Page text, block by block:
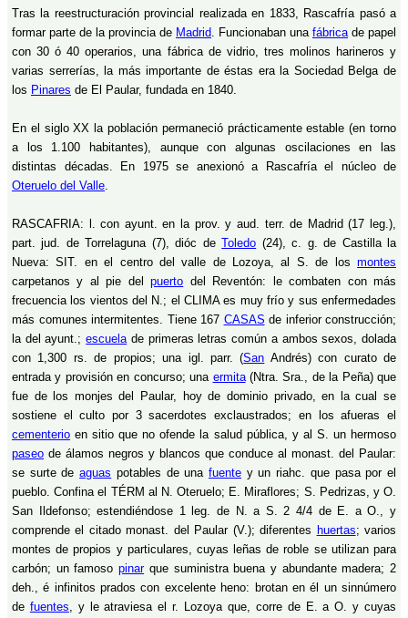
Tras la reestructuración provincial realizada en 1833, Rascafría pasó a
formar parte de la provincia de Madrid. Funcionaban una fábricade papel
con 30 ó 40 operarios, una fábrica de vidrio, tres molinos harineros y
varias serrerías, la más importante de éstas era la Sociedad Belga de
los Pinares de El Paular, fundada en 1840.
En el siglo XX la población permaneció prácticamente estable (en torno
a los 1.100 habitantes), aunque con algunas oscilaciones en las
distintas décadas. En 1975 se anexionó a Rascafría el núcleo de
Oteruelo del Valle.
RASCAFRIA: l. con ayunt. en la prov. y aud. terr. de Madrid (17 leg.),
part. jud. de Torrelaguna (7), dióc deToledo (24), c. g. de Castilla la
Nueva: SIT. en el centro del valle de Lozoya, al S. de los montes
carpetanos y al pie delpuerto del Reventón: le combaten con más
frecuencia los vientos del N.; el CLIMA es muy frío y sus enfermedades
más comunes intermitentes. Tiene 167 CASAS de inferior construcción;
la del ayunt.;escuelade primeras letras común a ambos sexos, dolada
con 1,300 rs. de propios; una igl. parr. (San Andrés) con curato de
entrada y provisión en concurso; una ermita(Ntra. Sra., de la Peña) que
fue de los monjes del Paular, hoy de dominio privado, en la cual se
sostiene el culto por 3 sacerdotes exclaustrados; en los afueras el
cementerio en sitio que no ofende la salud pública, y al S. un hermoso
paseo de álamos negros y blancos que conduce al monast. del Paular:
se surte deaguas potables de unafuente y un riahc. que pasa por el
pueblo. Confina el TÉRM al N. Oteruelo; E. Miraflores; S. Pedrizas, y O.
San Ildefonso; estendiéndose 1 leg. de N. a S. 2 4/4 de E. a O., y
comprende el citado monast. del Paular (V.); diferentes huertas; varios
montes de propios y particulares, cuyas leñas de roble se utilizan para
carbón; un famosopinarque suministra buena y abundante madera; 2
deh., é infinitos prados con excelente heno: brotan en él un sinnúmero
de fuentes, y le atraviesa el r. Lozoya que, corre de E. a O. y cuyas